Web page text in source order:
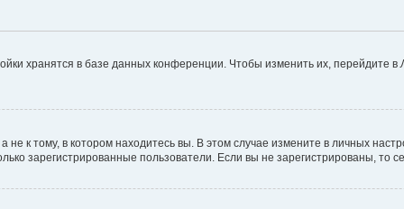
хранятся в базе данных конференции. Чтобы изменить их, перейдите в
к тому, в котором находитесь вы. В этом случае измените в личных
зарегистрированные пользователи. Если вы не зарегистрированы, то